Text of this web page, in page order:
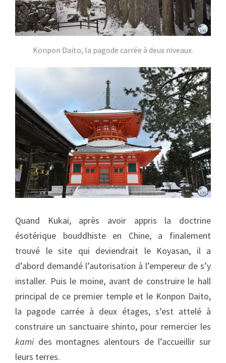
Konpon Daito, la pagode carrée à deux niveaux.
Quand Kukai, après avoir appris la doctrine
ésotérique bouddhiste en Chine, a finalement
trouvé le site qui deviendrait le Koyasan, il a
d’abord demandé l’autorisation à l’empereur de s’y
installer. Puis le moine, avant de construire le hall
principal de ce premier temple et le Konpon Daito,
la pagode carrée à deux étages, s’est attelé à
construire un sanctuaire shinto, pour remercier les
kamides montagnes alentours de l’accueillir sur
leurs terres.